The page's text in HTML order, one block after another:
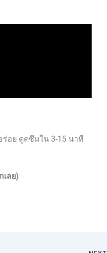
อย ดูดซึมใน 3-15 นาที
เลย)